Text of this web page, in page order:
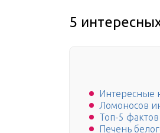
5
Интересные
Ломоносов
Топ-5 фактов
Печень